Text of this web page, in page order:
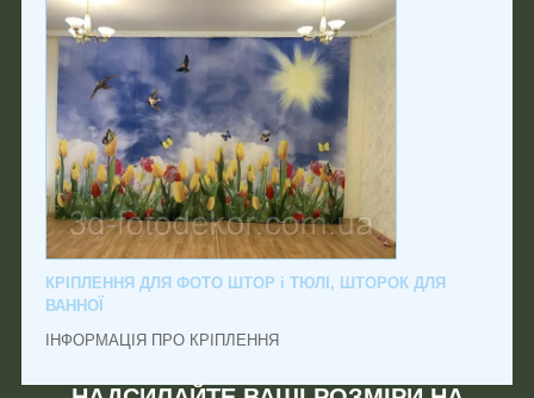
КРІПЛЕННЯ ДЛЯ ФОТО ШТОР і ТЮЛІ, ШТОРОК ДЛЯ
ВАННОЇ
ІНФОРМАЦІЯ ПРО КРІПЛЕННЯ